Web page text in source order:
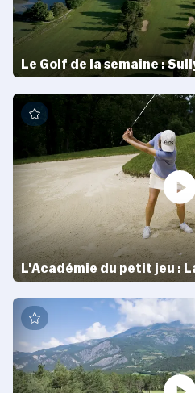
Le Golf de la semaine :
L'Académie du petit jeu :